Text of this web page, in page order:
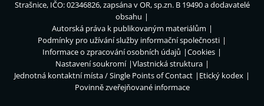
Strašnice, IČO: 02346826, zapsána v OR, sp.zn. B 19490 a dodavatelé
obsahu
Autorská práva k publikovaným materiálům
Podmínky pro užívání služby informační společnosti
Informace o zpracování osobních údajů
Cookies
Nastavení soukromí
Vlastnická struktura
Jednotná kontaktní místa / Single Points of Contact
Etický kodex
Povinně zveřejňované informace